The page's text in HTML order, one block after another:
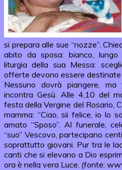
si prepara alle sue “nozze”.
abito da sposa: bianco, lungo
liturgia della sua Messa:
offerte devono essere destinate
Nessuno dovrà piangere,
incontra Gesù. Alle 4,10 del
festa della Vergine del Rosario,
mamma: “Ciao, sii felice, io lo
amato “Sposo”. Al funerale,
“suo” Vescovo, partecipano
soprattutto giovani. Pur tra le
canti che si elevano a Dio
ora è nella vera Luce. (fonte: